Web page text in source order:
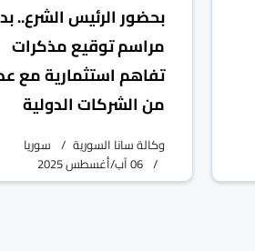
بحضور الرئيس الشرع..
مراسم توقيع مذكرات
تفاهم استثمارية مع
من الشركات الدولية
وكالة سانا السورية
سوريا
06 آب/أغسطس 2025